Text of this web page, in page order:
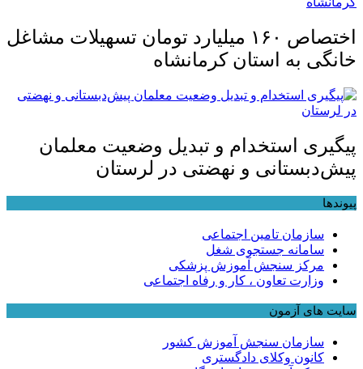
اختصاص ۱۶۰ میلیارد تومان تسهیلات مشاغل
خانگی به استان کرمانشاه
پیگیری استخدام و تبدیل وضعیت معلمان
پیش‌دبستانی و نهضتی در لرستان
پیوندها
سازمان تامین اجتماعی
سامانه جستجوی شغل
مرکز سنجش آموزش پزشکی
وزارت تعاون ، کار و رفاه اجتماعی
سایت های آزمون
سازمان سنجش آموزش کشور
کانون وکلای دادگستری